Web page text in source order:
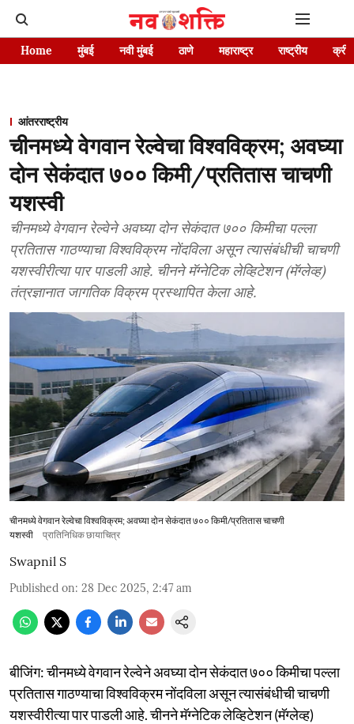
Home मुंबई नवी मुंबई ठाणे महाराष्ट्र राष्ट्रीय
आंतरराष्ट्रीय
चीनमध्ये वेगवान रेल्वेचा विश्वविक्रम; अवघ्या
दोन सेकंदात ७०० किमी/प्रतितास चाचणी
यशस्वी
चीनमध्ये वेगवान रेल्वेने अवघ्या दोन सेकंदात ७०० किमीचा पल्ला
प्रतितास गाठण्याचा विश्वविक्रम नोंदविला असून त्यासंबंधीची चाचणी
यशस्वीरीत्या पार पाडली आहे. चीनने मॅग्नेटिक लेव्हिटेशन (मॅग्लेव्ह)
तंत्रज्ञानात जागतिक विक्रम प्रस्थापित केला आहे.
चीनमध्ये वेगवान रेल्वेचा विश्वविक्रम; अवघ्या दोन सेकंदात ७०० किमी/प्रतितास चाचणी
यशस्वी
प्रातिनिधिक छायाचित्र
Swapnil S
Published on: 28 Dec 2025, 2:47 am
बीजिंग: चीनमध्ये वेगवान रेल्वेने अवघ्या दोन सेकंदात ७०० किमीचा पल्ला
प्रतितास गाठण्याचा विश्वविक्रम नोंदविला असून त्यासंबंधीची चाचणी
यशस्वीरीत्या पार पाडली आहे. चीनने मॅग्नेटिक लेव्हिटेशन (मॅग्लेव्ह)